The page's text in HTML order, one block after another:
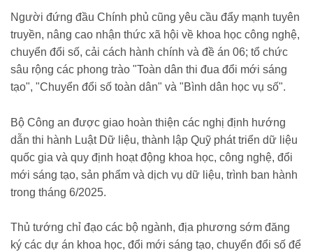
Người đứng đầu Chính phủ cũng yêu cầu đẩy mạnh tuyên
truyền, nâng cao nhận thức xã hội về khoa học công nghệ,
chuyển đổi số, cải cách hành chính và đề án 06; tổ chức
sâu rộng các phong trào "Toàn dân thi đua đổi mới sáng
tạo", "Chuyển đổi số toàn dân" và "Bình dân học vụ số".
Bộ Công an được giao hoàn thiện các nghị định hướng
dẫn thi hành Luật Dữ liệu, thành lập Quỹ phát triển dữ liệu
quốc gia và quy định hoạt động khoa học, công nghệ, đổi
mới sáng tạo, sản phẩm và dịch vụ dữ liệu, trình ban hành
trong tháng 6/2025.
Thủ tướng chỉ đạo các bộ ngành, địa phương sớm đăng
ký các dự án khoa học, đổi mới sáng tạo, chuyển đổi số để